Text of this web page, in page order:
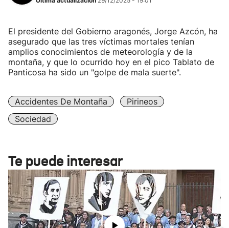
El presidente del Gobierno aragonés, Jorge Azcón, ha
asegurado que las tres víctimas mortales tenían
amplios conocimientos de meteorología y de la
montaña, y que lo ocurrido hoy en el pico Tablato de
Panticosa ha sido un "golpe de mala suerte".
Accidentes De Montaña
Pirineos
Sociedad
Te puede interesar